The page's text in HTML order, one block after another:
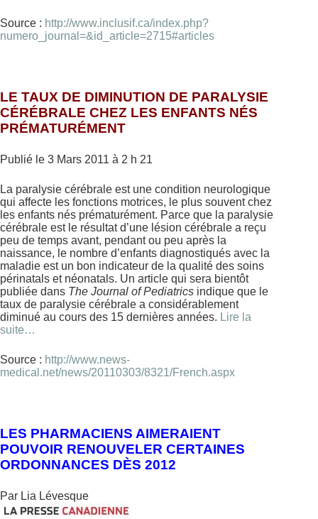
Source : http://www.inclusif.ca/index.php?
numero_journal=&id_article=2715#articles
LE TAUX DE DIMINUTION DE PARALYSIE
CÉRÉBRALE CHEZ LES ENFANTS NÉS
PRÉMATURÉMENT
Publié le 3 Mars 2011 à 2 h 21
La paralysie cérébrale est une condition neurologique
qui affecte les fonctions motrices, le plus souvent chez
les enfants nés prématurément. Parce que la paralysie
cérébrale est le résultat d’une lésion cérébrale a reçu
peu de temps avant, pendant ou peu après la
naissance, le nombre d’enfants diagnostiqués avec la
maladie est un bon indicateur de la qualité des soins
périnatals et néonatals. Un article qui sera bientôt
publiée dans The Journal of Pediatrics indique que le
taux de paralysie cérébrale a considérablement
diminué au cours des 15 dernières années. Lire la
suite…
Source : http://www.news-
medical.net/news/20110303/8321/French.aspx
LES PHARMACIENS AIMERAIENT
POUVOIR RENOUVELER CERTAINES
ORDONNANCES DÈS 2012
Par Lia Lévesque